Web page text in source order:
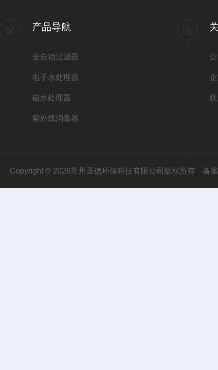
产品导航
全自动过滤器
电子水处理器
磁水处理器
紫外线消毒器
Copyright © 2026常州圣德环保科技有限公司版权所有 备